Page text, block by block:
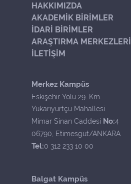
HAKKIMIZDA
AKADEMİK BİRİMLER
İDARİ BİRİMLER
ARAŞTIRMA MERKEZLERİ
İLETİŞİM
Merkez Kampüs
Eskişehir Yolu 29. Km.
Yukarıyurtçu Mahallesi
Mimar Sinan Caddesi No:4
06790, Etimesgut/ANKARA
Tel:0 312 233 10 00
Balgat Kampüs